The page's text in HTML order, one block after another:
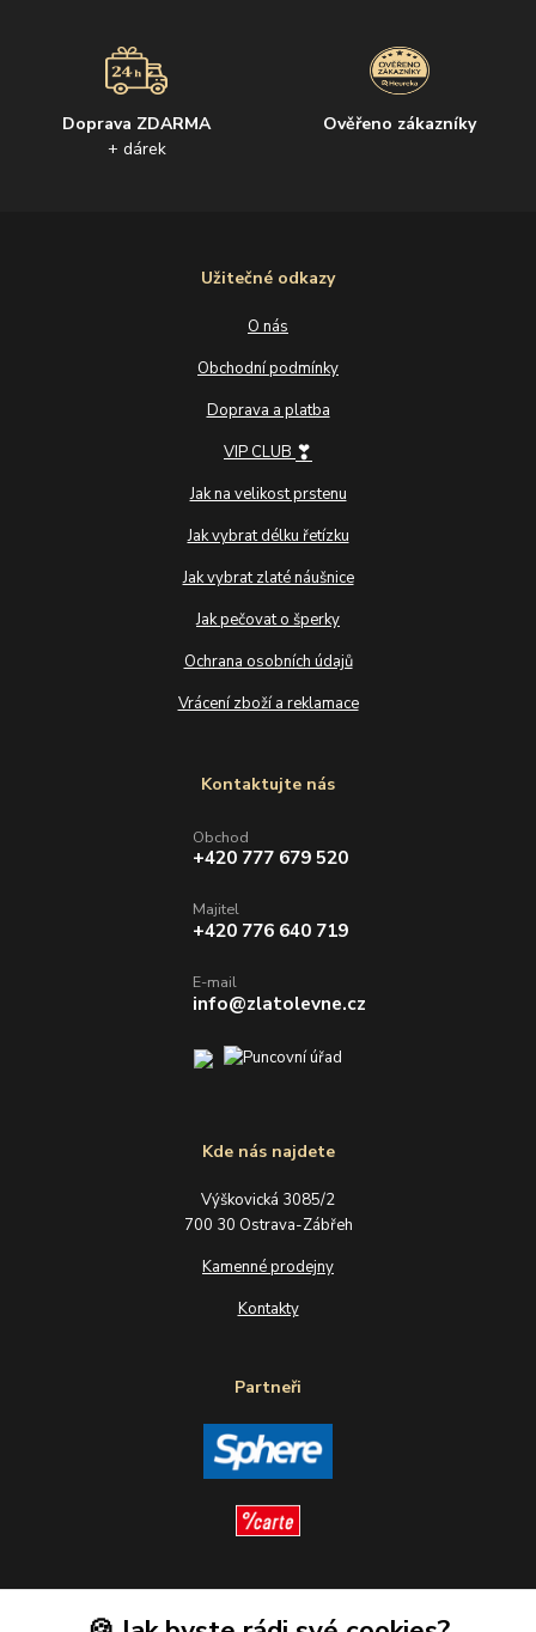
Doprava ZDARMA
+ dárek
Ověřeno zákazníky
Užitečné odkazy
O nás
Obchodní podmínky
Doprava a platba
VIP CLUB ❣
Jak na velikost prstenu
Jak vybrat délku řetízku
Jak vybrat zlaté náušnice
Jak pečovat o šperky
Ochrana osobních údajů
Vrácení zboží a reklamace
Kde nás najdete
Výškovická 3085/2
700 30 Ostrava-Zábřeh
Kamenné prodejny
Kontakty
Partneři
Kontaktujte nás
Obchod
+420 777 679 520
Majitel
+420 776 640 719
E-mail
info@zlatolevne.cz